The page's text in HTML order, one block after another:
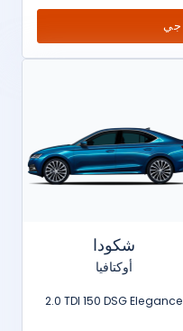
شكودا
أوكتافيا
2.0 TDI 150 DSG Elegance